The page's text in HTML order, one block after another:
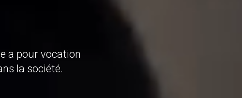
a pour vocation
la société.